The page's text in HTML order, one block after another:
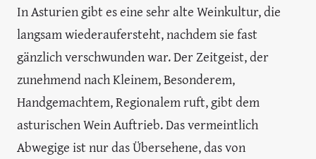
In Asturien gibt es eine sehr alte Weinkultur, die
langsam wiederaufersteht, nachdem sie fast
gänzlich verschwunden war. Der Zeitgeist, der
zunehmend nach Kleinem, Besonderem,
Handgemachtem, Regionalem ruft, gibt dem
asturischen Wein Auftrieb. Das vermeintlich
Abwegige ist nur das Übersehene, das von